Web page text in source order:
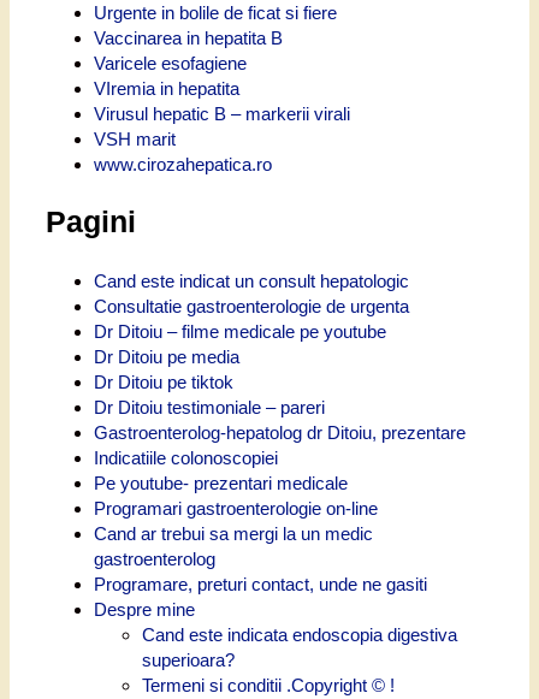
Urgente in bolile de ficat si fiere
Vaccinarea in hepatita B
Varicele esofagiene
VIremia in hepatita
Virusul hepatic B – markerii virali
VSH marit
www.cirozahepatica.ro
Pagini
Cand este indicat un consult hepatologic
Consultatie gastroenterologie de urgenta
Dr Ditoiu – filme medicale pe youtube
Dr Ditoiu pe media
Dr Ditoiu pe tiktok
Dr Ditoiu testimoniale – pareri
Gastroenterolog-hepatolog dr Ditoiu, prezentare
Indicatiile colonoscopiei
Pe youtube- prezentari medicale
Programari gastroenterologie on-line
Cand ar trebui sa mergi la un medic
gastroenterolog
Programare, preturi contact, unde ne gasiti
Despre mine
Cand este indicata endoscopia digestiva
superioara?
Termeni si conditii .Copyright © !